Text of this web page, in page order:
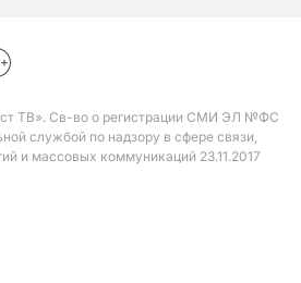
ТВ». Св-во о регистрации СМИ ЭЛ №ФС
службой по надзору в сфере связи,
и массовых коммуникаций 23.11.2017